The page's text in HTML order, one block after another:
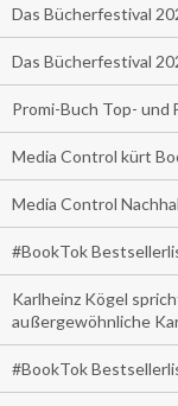
Das Bücherfestival
Das Bücherfestival
Promi-Buch Top- und
Media Control kürt
Media Control
#BookTok
Karlheinz Kögel
außergewöhnliche
#BookTok